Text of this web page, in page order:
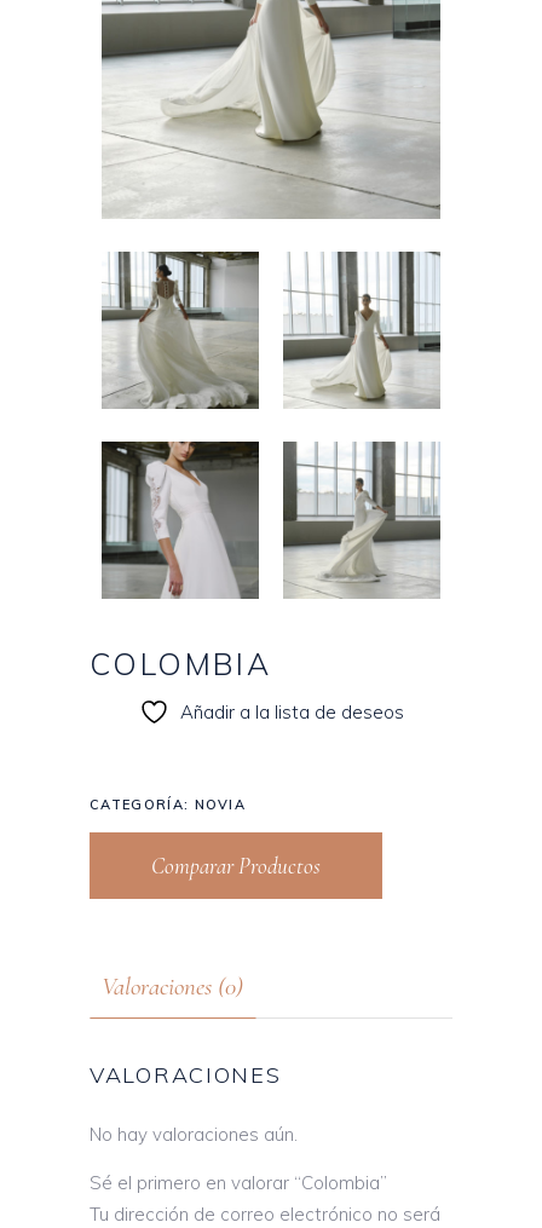
COLOMBIA
Añadir a la lista de deseos
CATEGORÍA: NOVIA
Comparar Productos
Valoraciones (0)
VALORACIONES
No hay valoraciones aún.
Sé el primero en valorar “Colombia”
Tu dirección de correo electrónico no será